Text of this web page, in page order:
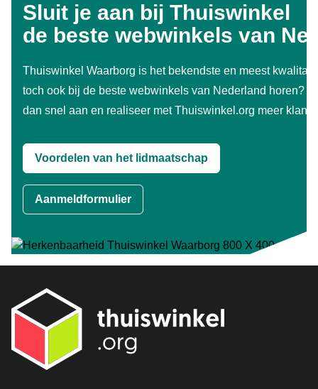
Sluit je aan bij Thuiswinkel
de beste webwinkels van
Thuiswinkel Waarborg is het bekendste en meest
toch ook bij de beste webwinkels van Nederland horen?
dan snel aan en realiseer met Thuiswinkel.org meer
Voordelen van het lidmaatschap
Aanmeldformulier